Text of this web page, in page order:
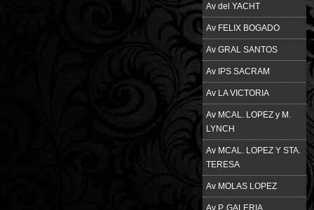
Av del YACHT
Av FELIX BOGADO
Av GRAL SANTOS
Av IPS SACRAM
Av LA VICTORIA
Av MCAL. LOPEZ y M.
LYNCH
Av MCAL. LOPEZ Y STA.
TERESA
Av MOLAS LOPEZ
Av P. GALERIA